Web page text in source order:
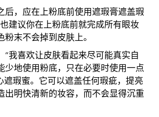
，应在上粉底前使用遮瑕膏遮盖瑕
建议你在上粉底前就完成所有眼妆
粉末不会掉到皮肤上。
喜欢让皮肤看起来尽可能真实自
少地使用粉底，只在必要时使用一点
遮瑕蜜。它可以遮盖任何瑕疵，提亮
出明快清新的妆容，而不会显得沉重